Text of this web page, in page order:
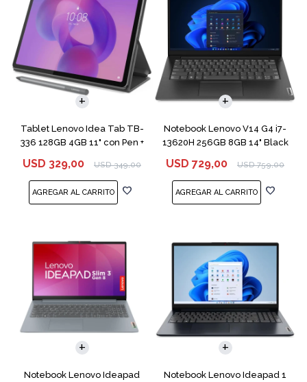
Tablet Lenovo Idea Tab TB-
336 128GB 4GB 11" con Pen +
USD 329,00 USD 349,00
Notebook Lenovo V14 G4 i7-
13620H 256GB 8GB 14" Black
USD 729,00 USD 759,00
COMPARAR
Notebook Lenovo Ideapad
Notebook Lenovo Ideapad 1